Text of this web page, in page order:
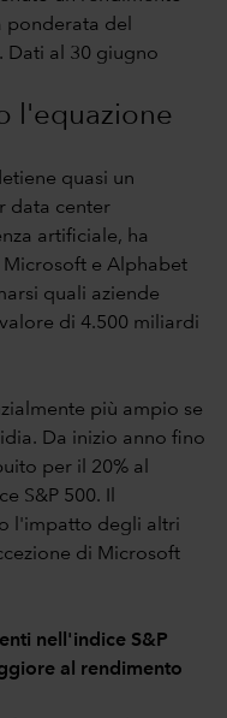
ponderata del
Dati al 30 giugno
l'equazione
quasi un
data center
artificiale, ha
e Alphabet
quali aziende
di 4.500 miliardi
più ampio se
Da inizio anno fino
per il 20% al
S&P 500. Il
l'impatto degli altri
di Microsoft
nell'indice S&P
al rendimento